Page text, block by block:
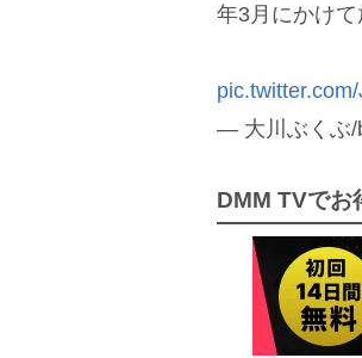
年3月にかけて
— 大川ぶくぶ/
DMM TVでお